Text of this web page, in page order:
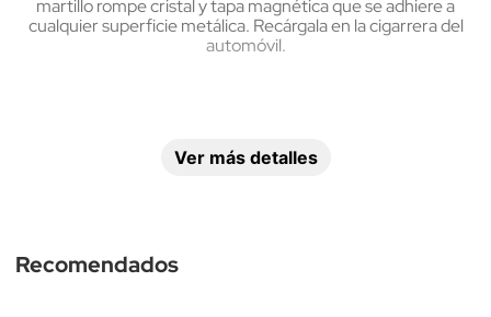
martillo rompe cristal y tapa magnética que se adhiere a
cualquier superficie metálica. Recárgala en la cigarrera del
automóvil.
Uso recomendado
Ver más detalles
Recomendados